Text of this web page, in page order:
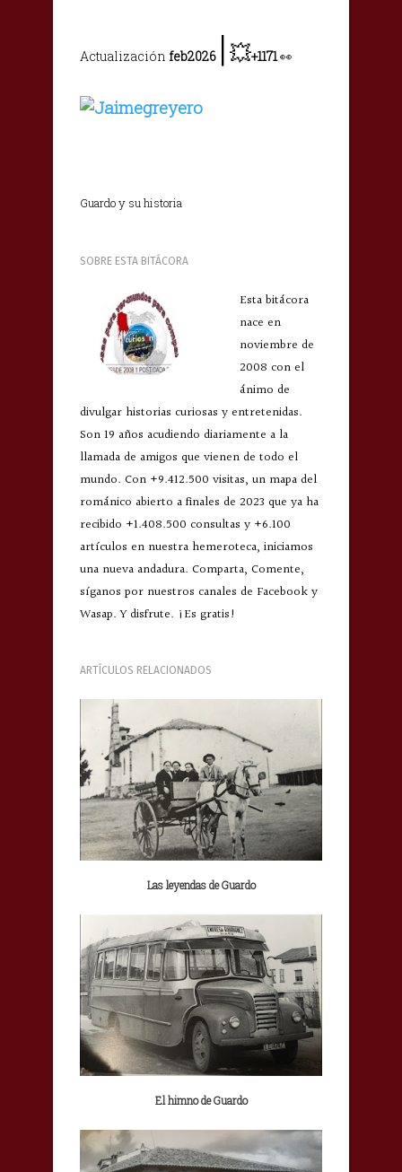
Actualización feb2026 |💥+1171👀
Guardo y su historia
SOBRE ESTA BITÁCORA
Esta bitácora
nace en
noviembre de
2008 con el
ánimo de
divulgar historias curiosas y entretenidas.
Son 19 años acudiendo diariamente a la
llamada de amigos que vienen de todo el
mundo. Con +9.412.500 visitas, un mapa del
románico abierto a finales de 2023 que ya ha
recibido +1.408.500 consultas y +6.100
artículos en nuestra hemeroteca, iniciamos
una nueva andadura. Comparta, Comente,
síganos por nuestros canales de Facebook y
Wasap. Y disfrute. ¡Es gratis!
ARTÍCULOS RELACIONADOS
Las leyendas de Guardo
El himno de Guardo